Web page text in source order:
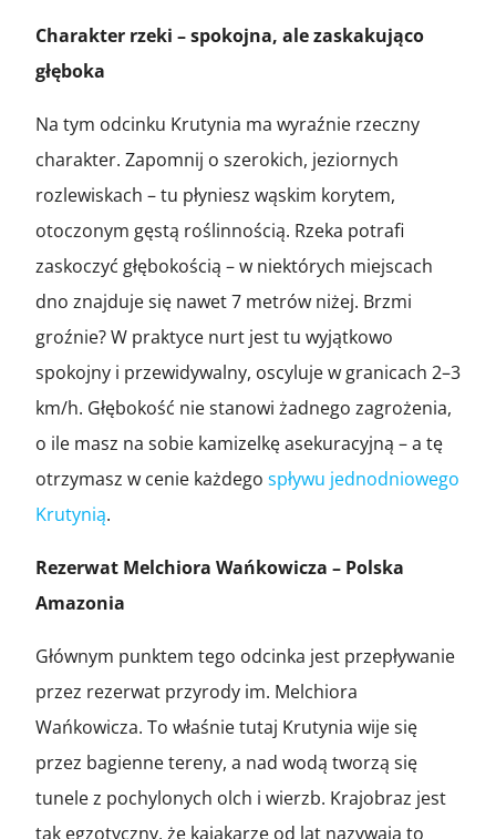
Charakter rzeki – spokojna, ale zaskakująco
głęboka
Na tym odcinku Krutynia ma wyraźnie rzeczny
charakter. Zapomnij o szerokich, jeziornych
rozlewiskach – tu płyniesz wąskim korytem,
otoczonym gęstą roślinnością. Rzeka potrafi
zaskoczyć głębokością – w niektórych miejscach
dno znajduje się nawet 7 metrów niżej. Brzmi
groźnie? W praktyce nurt jest tu wyjątkowo
spokojny i przewidywalny, oscyluje w granicach 2–3
km/h. Głębokość nie stanowi żadnego zagrożenia,
o ile masz na sobie kamizelkę asekuracyjną – a tę
otrzymasz w cenie każdego spływu jednodniowego
Krutynią.
Rezerwat Melchiora Wańkowicza – Polska
Amazonia
Głównym punktem tego odcinka jest przepływanie
przez rezerwat przyrody im. Melchiora
Wańkowicza. To właśnie tutaj Krutynia wije się
przez bagienne tereny, a nad wodą tworzą się
tunele z pochylonych olch i wierzb. Krajobraz jest
tak egzotyczny, że kajakarze od lat nazywają to